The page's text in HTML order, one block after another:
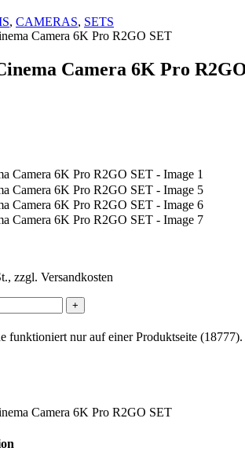
, CAMERAS, SETS
Camera 6K Pro R2GO SET
Camera 6K Pro
zzgl. Versandkosten
+
funktioniert nur auf einer Produktseite (18777).
Camera 6K Pro R2GO SET